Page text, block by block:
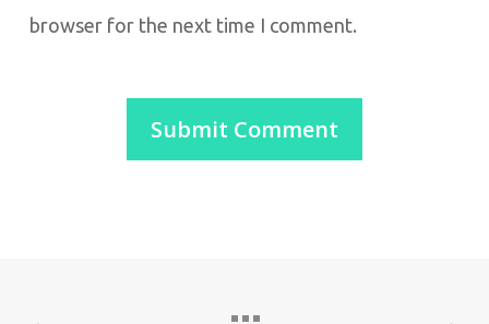
browser for the next time I comment.